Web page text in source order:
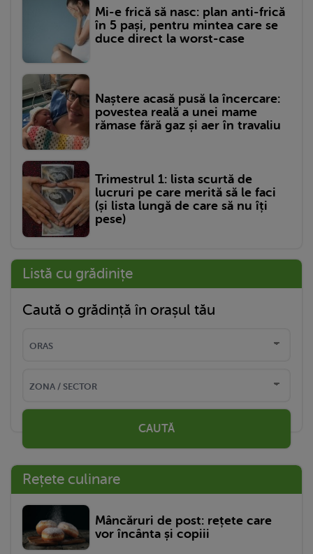
Mi-e frică să nasc: plan anti-frică
în 5 pași, pentru mintea care se
duce direct la worst-case
Naștere acasă pusă la încercare:
povestea reală a unei mame
rămase fără gaz și aer în travaliu
Trimestrul 1: lista scurtă de
lucruri pe care merită să le faci
(și lista lungă de care să nu îți
pese)
Listă cu grădinițe
Caută o grădință în orașul tău
CAUTĂ
Rețete culinare
Mâncăruri de post: rețete care
vor încânta și copiii